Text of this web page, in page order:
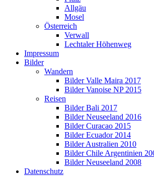
Allgäu
Mosel
Österreich
Verwall
Lechtaler Höhenweg
Impressum
Bilder
Wandern
Bilder Valle Maira 2017
Bilder Vanoise NP 2015
Reisen
Bilder Bali 2017
Bilder Neuseeland 2016
Bilder Curacao 2015
Bilder Ecuador 2014
Bilder Australien 2010
Bilder Chile Argentinien
Bilder Neuseeland 2008
Datenschutz